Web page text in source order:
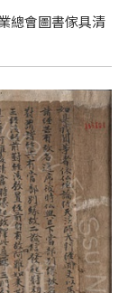
總會圖書傢具清